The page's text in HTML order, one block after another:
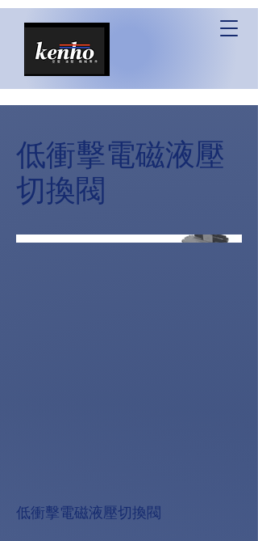
低衝擊電磁液壓
切換閥
低衝擊電磁液壓切換閥